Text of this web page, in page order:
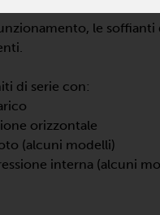
nelle dimensioni e
le soffianti
di serie con:
orizzontale
(alcuni modelli)
interna (alcuni